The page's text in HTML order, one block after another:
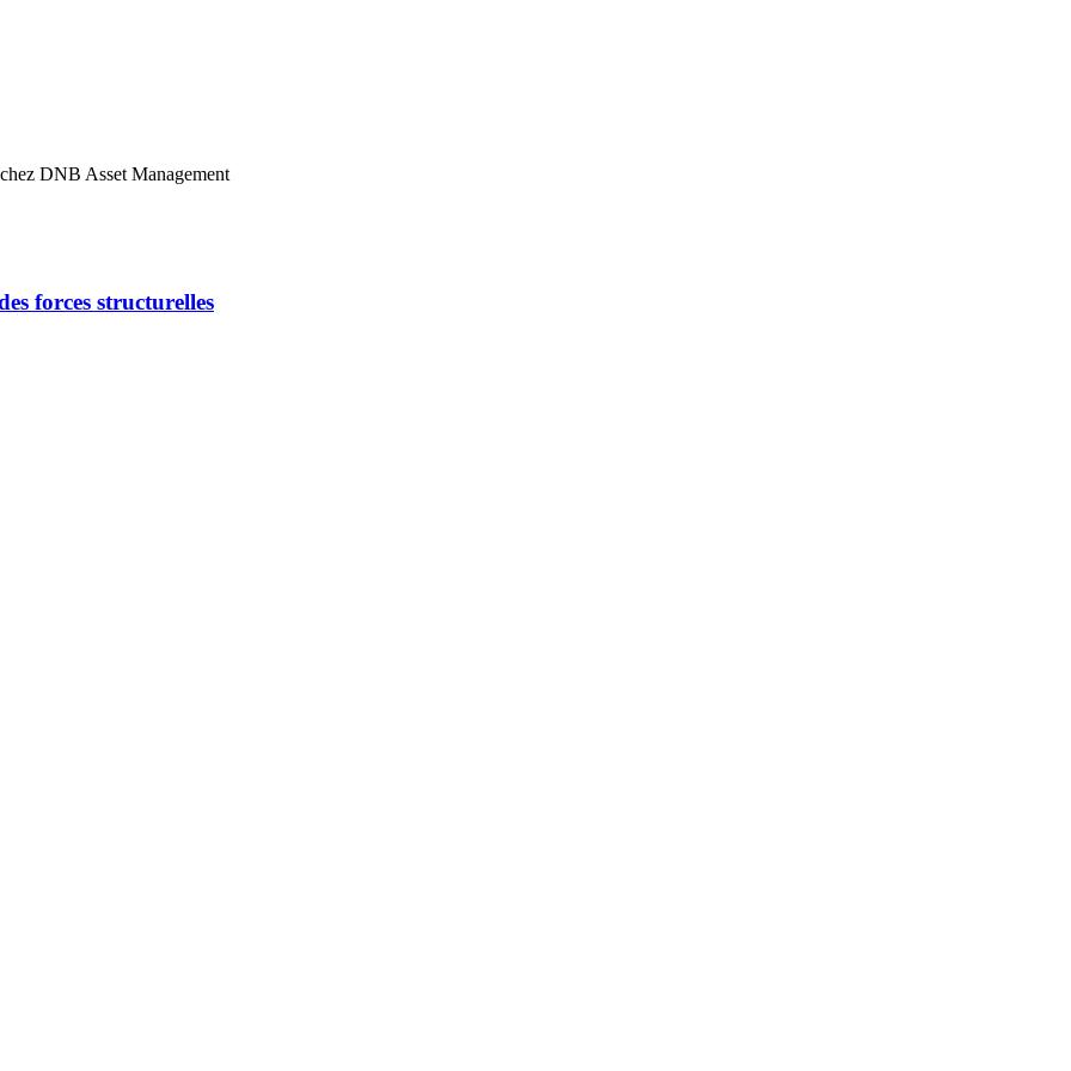
DNB Asset Management
forces structurelles